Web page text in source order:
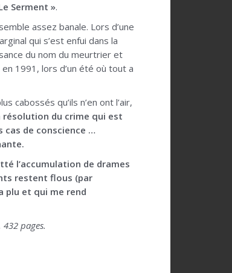
Serment ».
assez banale. Lors d’une
qui s’est enfui dans la
du nom du meurtrier et
1991, lors d’un été où tout a
cabossés qu’ils n’en ont l’air,
résolution du crime qui est
cas de conscience …
l’accumulation de drames
restent flous (par
plu et qui me rend
pages.